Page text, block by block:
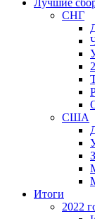
Лучшие
СНГ
США
Итоги
2022